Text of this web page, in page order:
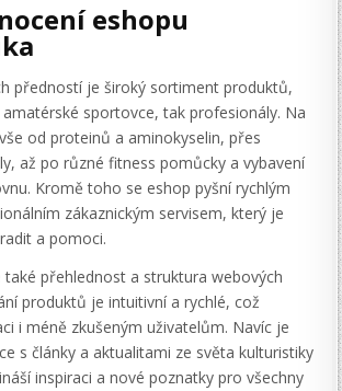
eshopu
předností je široký sortiment produktů,
sportovce, tak profesionály. Na
od proteinů a aminokyselin, přes
až po různé fitness pomůcky a vybavení
Kromě toho se eshop pyšní rychlým
zákaznickým servisem, který je
a pomoci.
také přehlednost a struktura webových
produktů je intuitivní a rychlé, což
i méně zkušeným uživatelům. Navíc je
s články a aktualitami ze světa kulturistiky
inspiraci a nové poznatky pro všechny